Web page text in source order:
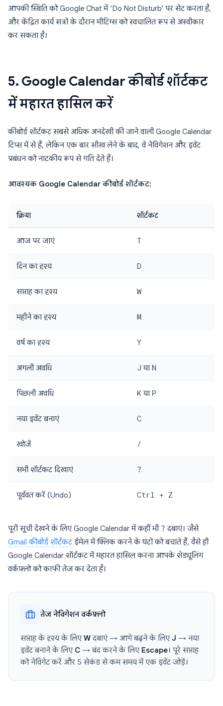
आपकी स्थिति को Google Chat में ‘Do Not Disturb’ पर सेट करता है,
और केंद्रित कार्य सत्रों के दौरान मीटिंग्स को स्वचालित रूप से अस्वीकार
कर सकता है।
5. Google Calendar कीबोर्ड शॉर्टकट
में महारत हासिल करें
कीबोर्ड शॉर्टकट सबसे अधिक अनदेखी की जाने वाली Google Calendar
टिप्स में से हैं, लेकिन एक बार सीख लेने के बाद, वे नेविगेशन और इवेंट
प्रबंधन को नाटकीय रूप से गति देते हैं।
आवश्यक Google Calendar कीबोर्ड शॉर्टकट:
क्रिया शॉर्टकट
आज पर जाएं T
दिन का दृश्य D
सप्ताह का दृश्य W
महीने का दृश्य M
वर्ष का दृश्य Y
अगली अवधि J या N
पिछली अवधि Kया P
नया इवेंट बनाएं C
खोजें /
सभी शॉर्टकट दिखाएं ?
पूर्ववत करें (Undo) Ctrl + Z
पूरी सूची देखने के लिए Google Calendar में कहीं भी ? दबाएं। जैसे
Gmail कीबोर्ड शॉर्टकटईमेल में क्लिक करने के घंटों को बचाते हैं, वैसे ही
Google Calendar शॉर्टकट में महारत हासिल करना आपके शेड्यूलिंग
वर्कफ़्लो को काफी तेज कर देता है।
तेज नेविगेशन वर्कफ़्लो
सप्ताह के दृश्य के लिएWदबाएं → आगे बढ़ने के लिए J → नया
इवेंट बनाने के लिए C → बंद करने के लिए Escape। पूरे सप्ताह
को नेविगेट करें और 5 सेकंड से कम समय में एक इवेंट जोड़ें।